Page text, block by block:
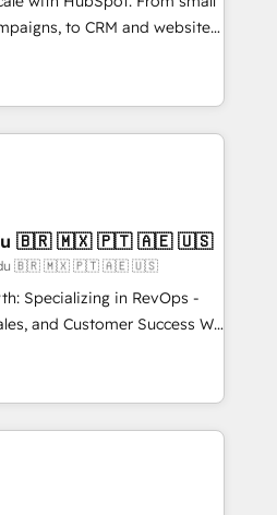
CRM. ✔️A team of
pricing models —
Dedicated HubSpot
over 25,000+ customers so
✔️Bespoke apps &
on-demand bundle services. Connect with us today!
to CRM and websites.
in every inch of
work hand-in-hand with your
and build a better
and customers.
4RevOps | Mkt4edu 🇧🇷 🇲🇽 🇵🇹 🇦🇪 🇺🇸
🇧🇷 🇲🇽 🇵🇹 🇦🇪 🇺🇸
Specializing in RevOps -
and Customer Success We
growth for companies
tailored marketing, sales,
utilizing RevOps
America's largest HubSpot
five